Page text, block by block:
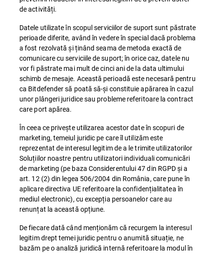
de activități.
Datele utilizate în scopul serviciilor de suport sunt păstrate
perioade diferite, având în vedere în special dacă problema
a fost rezolvată și ținând seama de metoda exactă de
comunicare cu serviciile de suport; în orice caz, datele nu
vor fi păstrate mai mult de cinci ani de la data ultimului
schimb de mesaje. Această perioadă este necesară pentru
ca Bitdefender să poată să-și constituie apărarea în cazul
unor plângeri juridice sau probleme referitoare la contract
care port apărea.
În ceea ce privește utilizarea acestor date în scopuri de
marketing, temeiul juridic pe care îl utilizăm este
reprezentat de interesul legitim de a le trimite utilizatorilor
Soluțiilor noastre pentru utilizatori individuali comunicări
de marketing (pe baza Considerentului 47 din RGPD și a
art. 12 (2) din legea 506/2004 din România, care pune în
aplicare directiva UE referitoare la confidențialitatea în
mediul electronic), cu excepția persoanelor care au
renunțat la această opțiune.
De fiecare dată când menționăm că recurgem la interesul
legitim drept temei juridic pentru o anumită situație, ne
bazăm pe o analiză juridică internă referitoare la modul în